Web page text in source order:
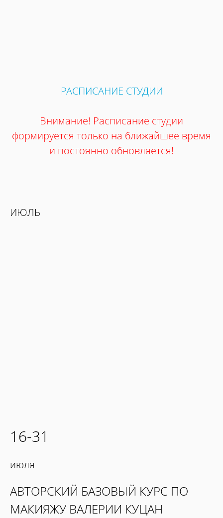
РАСПИСАНИЕ СТУДИИ
Внимание! Расписание студии
формируется только на ближайшее время
и постоянно обновляется!
ИЮЛЬ
16-31
июля
АВТОРСКИЙ БАЗОВЫЙ КУРС ПО
МАКИЯЖУ ВАЛЕРИИ КУЦАН